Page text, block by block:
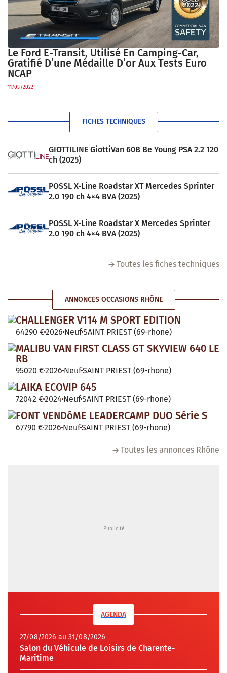
Le Ford E-Transit, Utilisé En Camping-Car,
Gratifié D’une Médaille D’or Aux Tests Euro
NCAP
11/03/2022
FICHES TECHNIQUES
GIOTTILINE GiottiVan 60B Be Young PSA 2.2 120
ch (2025)
POSSL X-Line Roadstar XT Mercedes Sprinter
2.0 190 ch 4×4 BVA (2025)
POSSL X-Line Roadstar X Mercedes Sprinter
2.0 190 ch 4×4 BVA (2025)
Toutes les fiches techniques
ANNONCES OCCASIONS RHÔNE
CHALLENGER V114 M SPORT EDITION
64290 €2026 NeufSAINT PRIEST (69-rhone)
MALIBU VAN FIRST CLASS GT SKYVIEW 640 LE
RB
95020 €2026 NeufSAINT PRIEST (69-rhone)
LAIKA ECOVIP 645
72042 €2024 NeufSAINT PRIEST (69-rhone)
FONT VENDôME LEADERCAMP DUO Série S
67790 €2026 NeufSAINT PRIEST (69-rhone)
Toutes les annonces Rhône
AGENDA
27/08/2026 au 31/08/2026
Salon du Véhicule de Loisirs de Charente-
Maritime